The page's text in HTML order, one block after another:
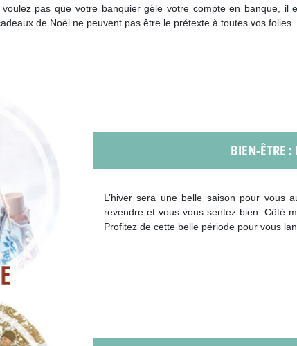
pas que votre banquier gèle votre compte en banque, il
de Noël ne peuvent pas être le prétexte à toutes vos folies.
BIEN-ÊTRE :
L’hiver sera une belle saison pour vous
revendre et vous vous sentez bien. Côté
Profitez de cette belle période pour vous